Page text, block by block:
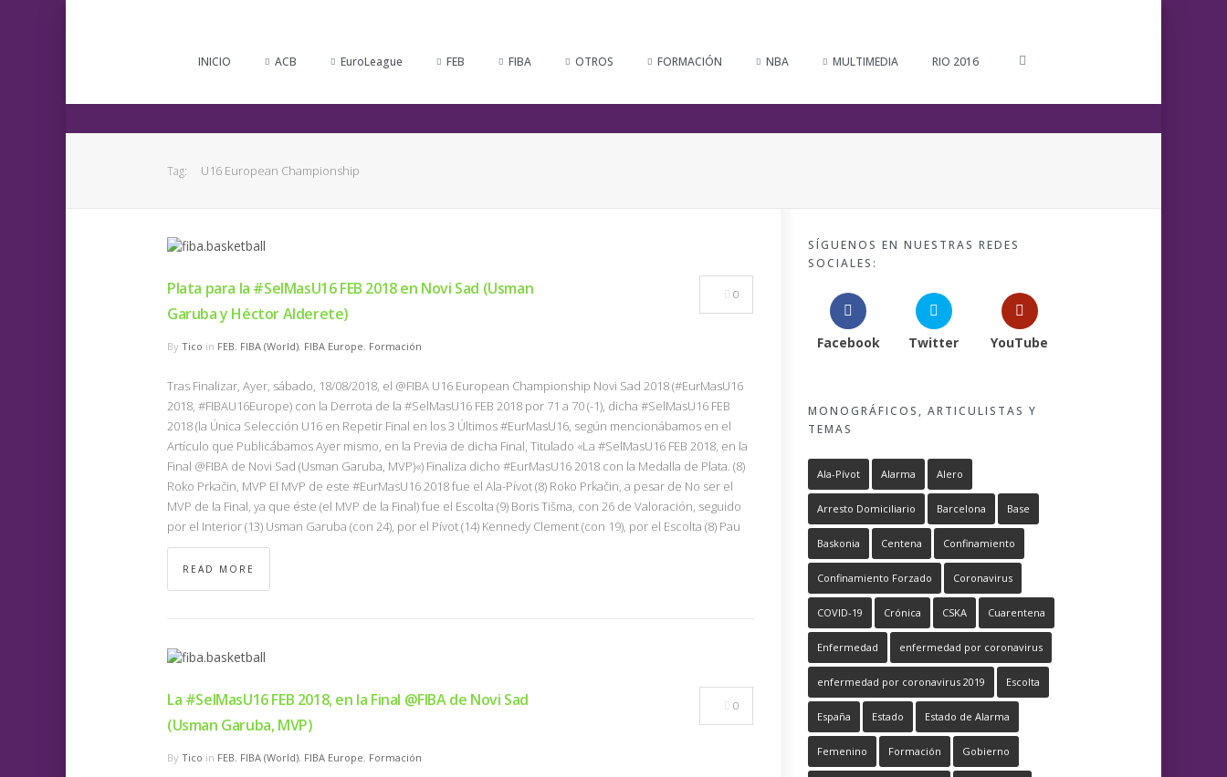
INICIO ACB EuroLeague FEB FIBA OTROS FORMACIÓN NBA MULTIMEDIA RIO 2016
Tag: U16 European Championship
Plata para la #SelMasU16 FEB 2018 en Novi Sad (Usman
Garuba y Héctor Alderete)
By Tico in FEB, FIBA (World), FIBA Europe, Formación
0
Tras Finalizar, Ayer, sábado, 18/08/2018, el @FIBA U16 European Championship Novi Sad 2018 (#EurMasU16
2018, #FIBAU16Europe) con la Derrota de la #SelMasU16 FEB 2018 por 71 a 70 (-1), dicha #SelMasU16 FEB
2018 (la Única Selección U16 en Repetir Final en los 3 Últimos #EurMasU16, según mencionábamos en el
Artículo que Publicábamos Ayer mismo, en la Previa de dicha Final, Titulado «La #SelMasU16 FEB 2018, en la
Final @FIBA de Novi Sad (Usman Garuba, MVP)«) Finaliza dicho #EurMasU16 2018 con la Medalla de Plata. (8)
Roko Prkačin, MVP El MVP de este #EurMasU16 2018 fue el Ala-Pívot (8) Roko Prkačin, a pesar de No ser el
MVP de la Final, ya que éste (el MVP de la Final) fue el Escolta (9) Boris Tišma, con 26 de Valoración, seguido
por el Interior (13) Usman Garuba (con 24), por el Pívot (14) Kennedy Clement (con 19), por el Escolta (8) Pau
READ MORE
La #SelMasU16 FEB 2018, en la Final @FIBA de Novi Sad
(Usman Garuba, MVP)
By Tico in FEB, FIBA (World), FIBA Europe, Formación
0
SÍGUENOS EN NUESTRAS REDES
SOCIALES:
Facebook Twitter YouTube
MONOGRÁFICOS, ARTICULISTAS Y
TEMAS
Ala-Pívot Alarma Alero
Arresto Domiciliario Barcelona Base
Baskonia Centena Confinamiento
Confinamiento Forzado Coronavirus
COVID-19 Crónica CSKA Cuarentena
Enfermedad enfermedad por coronavirus
enfermedad por coronavirus 2019 Escolta
España Estado Estado de Alarma
Femenino Formación Gobierno